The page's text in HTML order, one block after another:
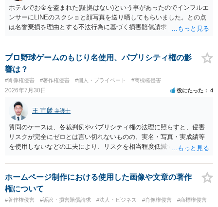
ホテルでお金を盗まれた(証拠はない)という事があったのでインフルエ
ンサーにLINEのスクショと顔写真を送り晒してもらいました。との点
は名誉棄損を理由とする不法行為に基づく損害賠償請求（共同不法行
その人が会社を経営しているようで仕事が飛んだとのことでその分の
賠償金と8人分の従業員の年間利益を請求すると言われています。」で
の計算がすべて損害とならないかと思いますので、損害額で争っても
良いかと思います。ご参考にしてください。
プロ野球ゲームのもじり名使用、パブリシティ権の影
響は？
#肖像権侵害 #著作権侵害 #個人・プライベート #商標権侵害
2026年7月30日 役にたった 4
王 宣麟 弁護士
質問のケースは、各裁判例やパブリシティ権の法理に照らすと、侵害
リスクが完全にゼロとは言い切れないものの、実名・写真・実成績等
を使用しないなどの工夫により、リスクを相当程度低減できる設計に
推測できる」という点は、裁判で争われた場合に「専ら顧客吸引力の
利用を目的とする」と判断される余地を残すため、一定の注意が必要
です。 また、広告収益の有無は、侵害判断に一定の影響を与える可能
性がありますが、決定的要因ではありません。 パブリシティ権侵害の
成否は、主に「専ら顧客吸引力の利用を目的とするか」という点で判
ホームページ制作における使用した画像や文章の著作
権について
#著作権侵害 #訴訟・損害賠償請求 #法人・ビジネス #肖像権侵害 #商標権侵害